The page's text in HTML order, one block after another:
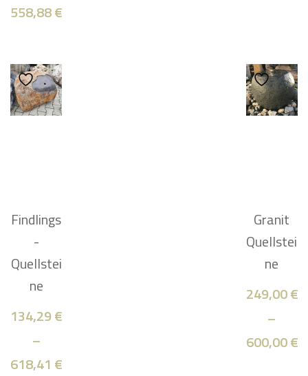
558,88€
Findlings
-
Quellstei
ne
134,29€
–
618,41 €
Granit
Quellstei
ne
249,00€
–
600,00€